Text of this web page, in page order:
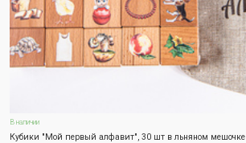
В наличии
Кубики "Мой первый алфавит", 30 шт в льняном мешочке